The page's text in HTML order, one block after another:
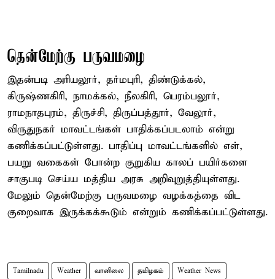
தென்மேற்கு பருவமழை
இதன்படி அரியலூர், தர்மபுரி, திண்டுக்கல்,
கிருஷ்ணகிரி, நாமக்கல், நீலகிரி, பெரம்பலூர்,
ராமநாதபுரம், திருச்சி, திருப்பத்தூர், வேலூர்,
விருதுநகர் மாவட்டங்கள் பாதிக்கப்படலாம் என்று
கணிக்கப்பட்டுள்ளது. பாதிப்பு மாவட்டங்களில் எள்,
பயறு வகைகள் போன்ற குறுகிய காலப் பயிர்களை
சாகுபடி செய்ய மத்திய அரசு அறிவுறுத்தியுள்ளது.
மேலும் தென்மேற்கு பருவமழை வழக்கத்தை விட
குறைவாக இருக்கக்கூடும் என்றும் கணிக்கப்பட்டுள்ளது.
Tamilnadu Weather வானிலை தமிழகம் Weather News